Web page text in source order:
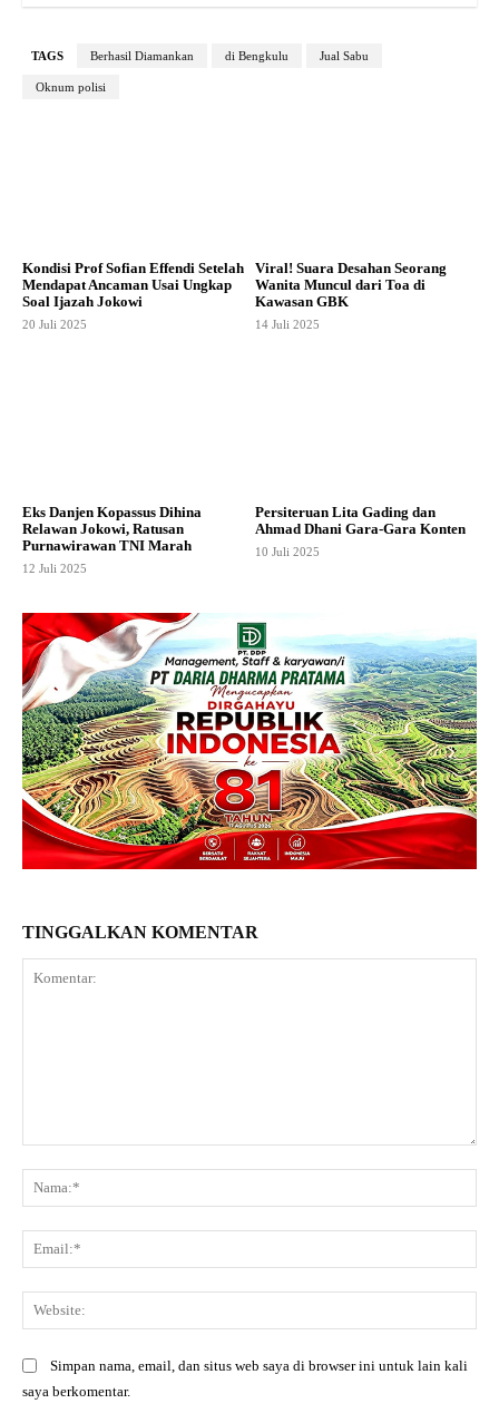
TAGS Berhasil Diamankan di Bengkulu Jual Sabu
Oknum polisi
Kondisi Prof Sofian Effendi Setelah
Mendapat Ancaman Usai Ungkap
Soal Ijazah Jokowi
20 Juli 2025
Viral! Suara Desahan Seorang
Wanita Muncul dari Toa di
Kawasan GBK
14 Juli 2025
Eks Danjen Kopassus Dihina
Relawan Jokowi, Ratusan
Purnawirawan TNI Marah
12 Juli 2025
Persiteruan Lita Gading dan
Ahmad Dhani Gara-Gara Konten
10 Juli 2025
TINGGALKAN KOMENTAR
Simpan nama, email, dan situs web saya di browser ini untuk lain kali
saya berkomentar.